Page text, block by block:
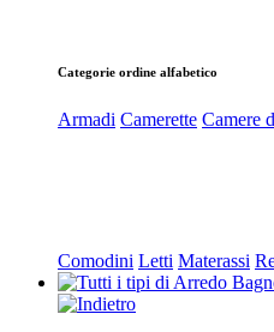
Categorie ordine alfabetico
Armadi Camerette Camere
Comodini Letti Materassi